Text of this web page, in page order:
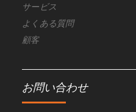
サービス
よくある質問
顧客
お問い合わせ